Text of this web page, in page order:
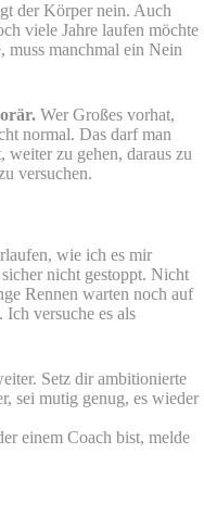
der Körper nein. Auch
viele Jahre laufen möchte
manchmal ein Nein
Wer Großes vorhat,
normal. Das darf man
weiter zu gehen, daraus zu
versuchen.
wie ich es mir
nicht gestoppt. Nicht
Rennen warten noch auf
versuche es als
Setz dir ambitionierte
sei mutig genug, es wieder
einem Coach bist, melde